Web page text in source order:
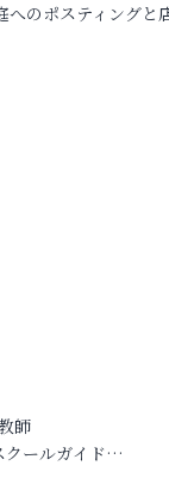
へのポスティングと
師
クールガイド…